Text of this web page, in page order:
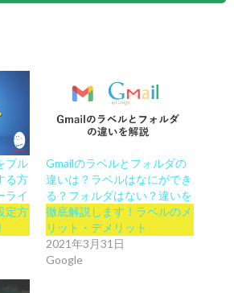
ブル
る方
ライ
定方
Gmailのラベルとフォルダの
違いは？ラベルはなにができ
る？フォルダはない？違いを
徹底解説します！ラベルのメ
リット・デメリット
2021年3月31日
Google